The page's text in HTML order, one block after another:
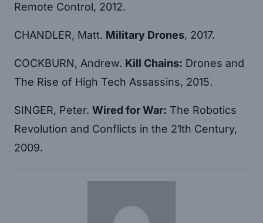
Remote Control, 2012.
CHANDLER, Matt. Military Drones, 2017.
COCKBURN, Andrew. Kill Chains: Drones and
The Rise of High Tech Assassins, 2015.
SINGER, Peter. Wired for War: The Robotics
Revolution and Conflicts in the 21th Century,
2009.